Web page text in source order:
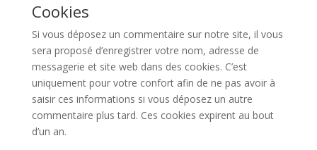
Cookies
Si vous déposez un commentaire sur notre site, il vous
sera proposé d’enregistrer votre nom, adresse de
messagerie et site web dans des cookies. C’est
uniquement pour votre confort afin de ne pas avoir à
saisir ces informations si vous déposez un autre
commentaire plus tard. Ces cookies expirent au bout
d’un an.